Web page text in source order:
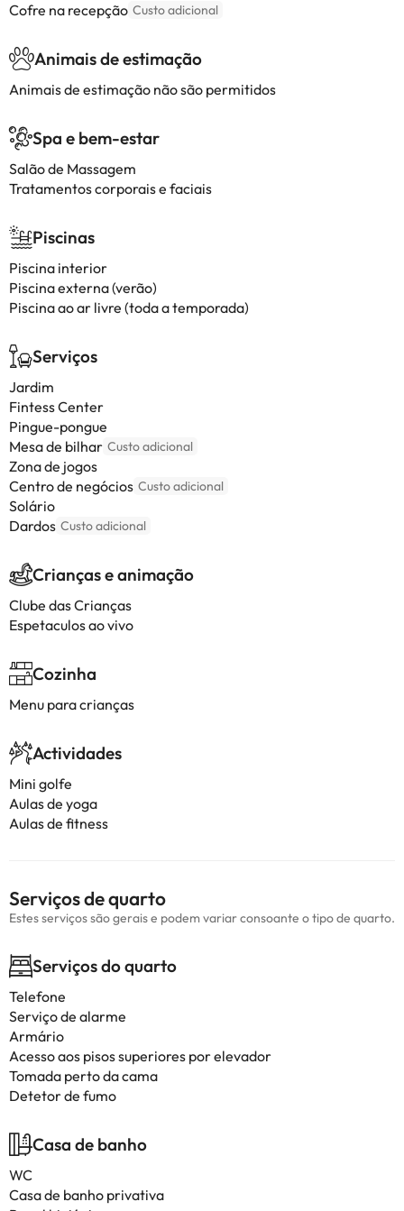
Cofre na recepção Custo adicional
Animais de estimação
Animais de estimação não são permitidos
Spa e bem-estar
Salão de Massagem
Tratamentos corporais e faciais
Piscinas
Piscina interior
Piscina externa (verão)
Piscina ao ar livre (toda a temporada)
Serviços
Jardim
Fintess Center
Pingue-pongue
Mesa de bilhar Custo adicional
Zona de jogos
Centro de negócios Custo adicional
Solário
Dardos Custo adicional
Crianças e animação
Clube das Crianças
Espetaculos ao vivo
Cozinha
Menu para crianças
Actividades
Mini golfe
Aulas de yoga
Aulas de fitness
Serviços de quarto
Estes serviços são gerais e podem variar consoante o tipo de quarto.
Serviços do quarto
Telefone
Serviço de alarme
Armário
Acesso aos pisos superiores por elevador
Tomada perto da cama
Detetor de fumo
Casa de banho
WC
Casa de banho privativa